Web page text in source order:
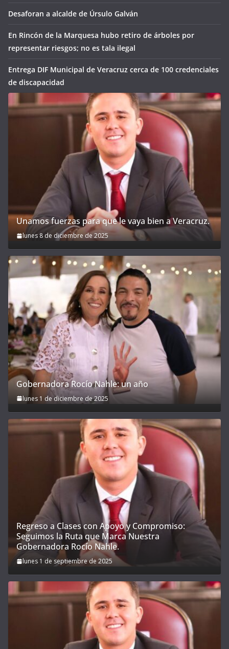
Desaforan a alcalde de Úrsulo Galván
En Rincón de la Marquesa hubo retiro de árboles por
representar riesgos; no es tala ilegal
Entrega DIF Municipal de Veracruz cerca de 100 credenciales
de discapacidad
Unamos fuerzas para que le vaya bien a Veracruz.
lunes 8 de diciembre de 2025
Gobernadora Rocío Nahle: un año
lunes 1 de diciembre de 2025
Regreso a Clases con Apoyo y Compromiso:
Seguimos la Ruta que Marca Nuestra
Gobernadora Rocío Nahle.
lunes 1 de septiembre de 2025